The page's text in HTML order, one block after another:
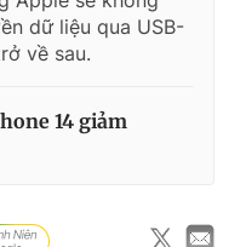
dữ liệu qua USB-
về sau.
14 giảm